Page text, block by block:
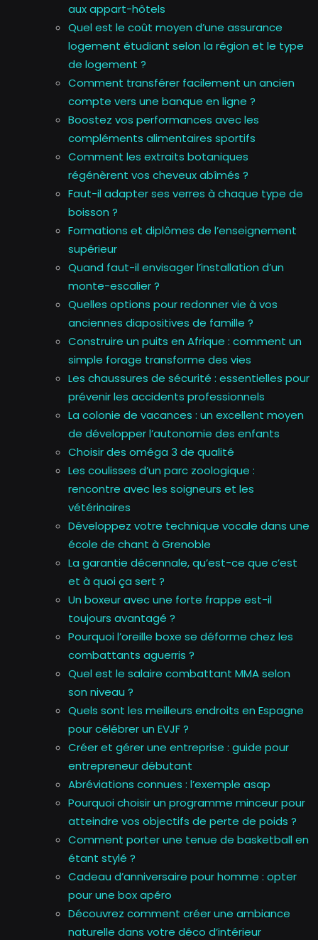
aux appart-hôtels
Quel est le coût moyen d’une assurance
logement étudiant selon la région et le type
de logement ?
Comment transférer facilement un ancien
compte vers une banque en ligne ?
Boostez vos performances avec les
compléments alimentaires sportifs
Comment les extraits botaniques
régénèrent vos cheveux abîmés ?
Faut-il adapter ses verres à chaque type de
boisson ?
Formations et diplômes de l’enseignement
supérieur
Quand faut-il envisager l’installation d’un
monte-escalier ?
Quelles options pour redonner vie à vos
anciennes diapositives de famille ?
Construire un puits en Afrique : comment un
simple forage transforme des vies
Les chaussures de sécurité : essentielles pour
prévenir les accidents professionnels
La colonie de vacances : un excellent moyen
de développer l’autonomie des enfants
Choisir des oméga 3 de qualité
Les coulisses d’un parc zoologique :
rencontre avec les soigneurs et les
vétérinaires
Développez votre technique vocale dans une
école de chant à Grenoble
La garantie décennale, qu’est-ce que c’est
et à quoi ça sert ?
Un boxeur avec une forte frappe est-il
toujours avantagé ?
Pourquoi l’oreille boxe se déforme chez les
combattants aguerris ?
Quel est le salaire combattant MMA selon
son niveau ?
Quels sont les meilleurs endroits en Espagne
pour célébrer un EVJF ?
Créer et gérer une entreprise : guide pour
entrepreneur débutant
Abréviations connues : l’exemple asap
Pourquoi choisir un programme minceur pour
atteindre vos objectifs de perte de poids ?
Comment porter une tenue de basketball en
étant stylé ?
Cadeau d’anniversaire pour homme : opter
pour une box apéro
Découvrez comment créer une ambiance
naturelle dans votre déco d’intérieur